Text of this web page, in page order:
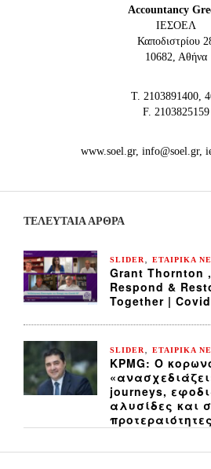
Accountancy
IEΣΟΕΛ
Καποδιστρίου
10682, Αθήνα
Τ. 2103891400,
F. 2103825159
www.soel.gr, info@soel.gr,
ΤΕΛΕΥΤΑΙΑ ΆΡΘΡΑ
SLIDER ΕΤΑΙΡΙΚΑ
Grant Thornton ,
Respond &
Together |
SLIDER ΕΤΑΙΡΙΚΑ
KPMG: Ο
journeys,
αλυσίδες και
προτεραιότητες